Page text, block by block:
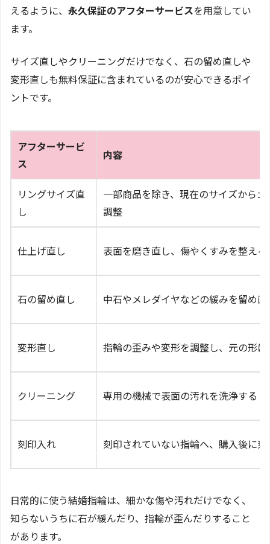
えるように、 永久保証のアフターサービスを用意してい
ます。
サイズ直しやクリーニングだけでなく、石の留め直しや
変形直しも無料保証に含まれているのが安心できるポイ
ントです。
アフターサービ
ス
内容
リングサイズ直
し
一部商品を除き、現在のサイズから
調整
仕上げ直し 表面を磨き直し、傷やくすみを整える
石の留め直し 中石やメレダイヤなどの緩みを留め直
変形直し 指輪の歪みや変形を調整し、元の形
クリーニング 専用の機械で表面の汚れを洗浄する
刻印入れ 刻印されていない指輪へ、購入後に
日常的に使う結婚指輪は、細かな傷や汚れだけでなく、
知らないうちに石が緩んだり、指輪が歪んだりすること
があります。